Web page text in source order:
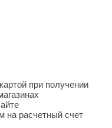
при получении
на расчетный счет